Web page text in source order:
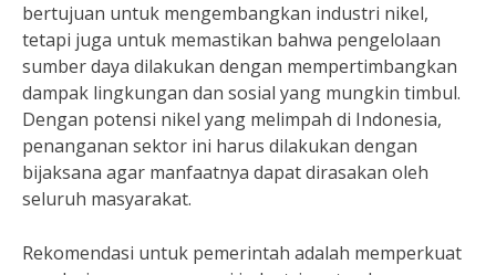
bertujuan untuk mengembangkan industri nikel,
tetapi juga untuk memastikan bahwa pengelolaan
sumber daya dilakukan dengan mempertimbangkan
dampak lingkungan dan sosial yang mungkin timbul.
Dengan potensi nikel yang melimpah di Indonesia,
penanganan sektor ini harus dilakukan dengan
bijaksana agar manfaatnya dapat dirasakan oleh
seluruh masyarakat.
Rekomendasi untuk pemerintah adalah memperkuat